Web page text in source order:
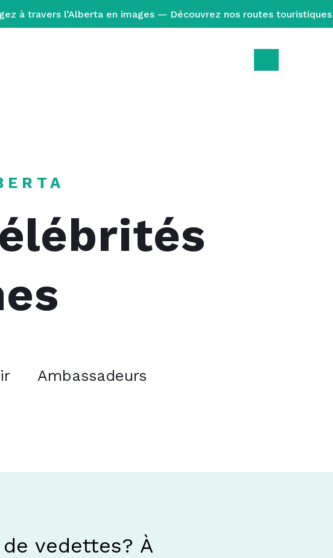
à travers l’Alberta en images — Découvrez nos routes touristiques
Ambassadeurs
vedettes? À